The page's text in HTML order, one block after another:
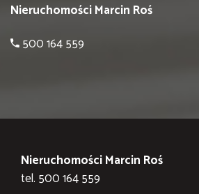
Nieruchomości Marcin Roś
500 164 559
Nieruchomości Marcin Roś
tel. 500 164 559